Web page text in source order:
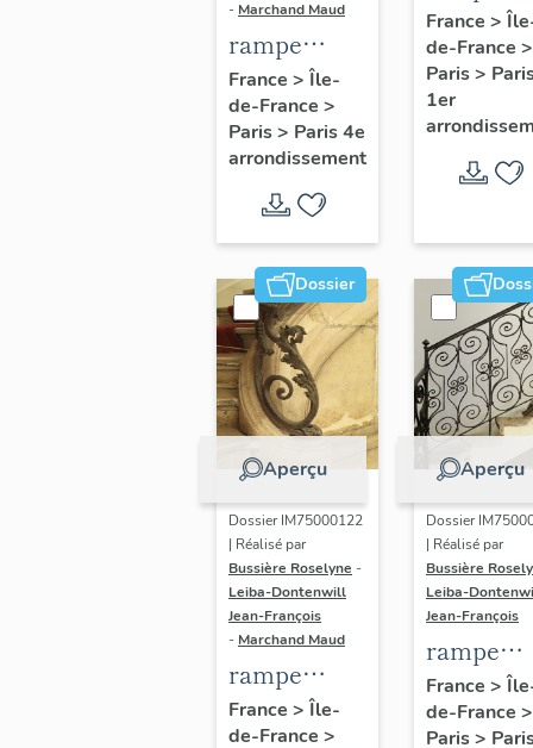
- Marchand Maud
rampe
d'appui,
escalier de
la maison à
cochère
dite hôtel
Charpentier
(non étudié)
France > Île-
de-France >
Paris> Paris 4e
arrondissement
d'appui,
escalier
la
porte
cochère
(non
France >
de-France >
Paris>
1er
Dossier
Aperçu
Dossier IM75000122
| Réalisé par
Bussière Roselyne -
Leiba-Dontenwill
Jean-François
- Marchand Maud
rampe
d'appui,
escalier de
France > Île-
de-France >
Aperçu
Dossier
| Réalisé par
Bussière
Leiba-
Jean-François
rampe
d'appui,
escalier
France >
de-France >
Paris>